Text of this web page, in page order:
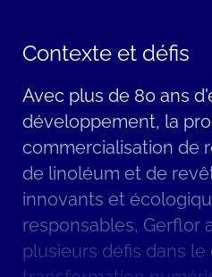
Contexte et défis
Avec plus de 80 ans
développement, la
commercialisation de
de linoléum et de
innovants et
responsables, Gerflor
plusieurs défis dans le